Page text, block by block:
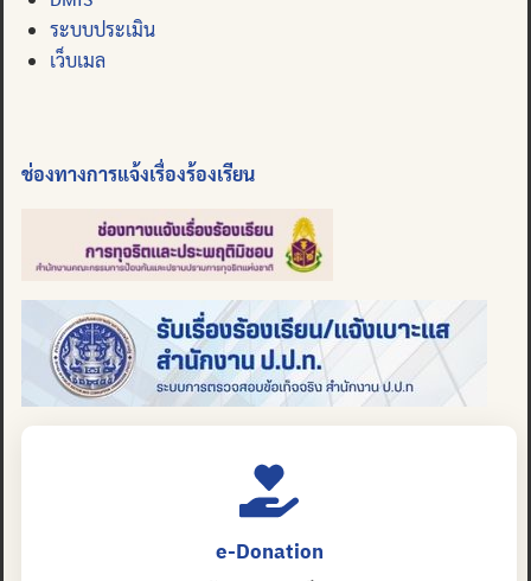
ระบบประเมิน
เว็บเมล
ช่องทางการแจ้งเรื่องร้องเรียน
e-Donation